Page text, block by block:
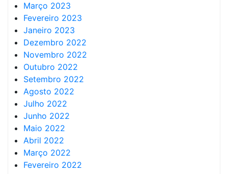
Março 2023
Fevereiro 2023
Janeiro 2023
Dezembro 2022
Novembro 2022
Outubro 2022
Setembro 2022
Agosto 2022
Julho 2022
Junho 2022
Maio 2022
Abril 2022
Março 2022
Fevereiro 2022